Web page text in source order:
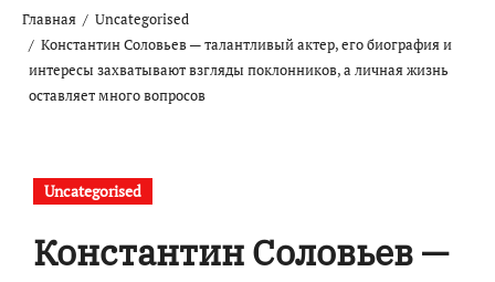
Главная
Uncategorised
Константин Соловьев — талантливый актер, его биография и
интересы захватывают взгляды поклонников, а личная жизнь
оставляет много вопросов
Uncategorised
Константин Соловьев —